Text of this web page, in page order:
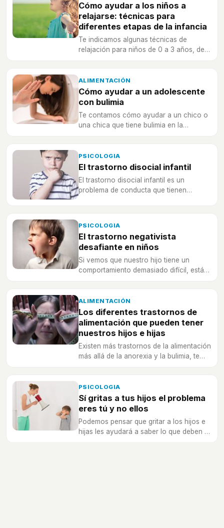
Cómo ayudar a los niños a
relajarse: técnicas para
diferentes etapas de la infancia
Te indicamos algunas técnicas de
relajación para niños de 0 a 3 años, de 4
ALIMENTACIÓN
Cómo ayudar a un adolescente
con bulimia
Te contamos cómo ayudar a un chico o
una chica que tiene bulimia en la
PSICOLOGIA
El trastorno disocial infantil
El trastorno disocial infantil es un
problema de conducta que tienen
PSICOLOGIA
El trastorno negativista
desafiante en niños
Si vemos que nuestro hijo tiene un
comportamiento demasiado difícil, está
trastorno negativista desafiante.
ALIMENTACIÓN
Los diferentes trastornos de
alimentación que pueden tener
nuestros hijos e hijas
Existen más trastornos de la alimentación
más allá de la anorexia y la bulimia, te
PSICOLOGIA
Sí gritas a tus hijos el problema
eres tú y no ellos
Podemos pensar que gritar a los hijos e
hijas les ayudará a saber lo que deben y